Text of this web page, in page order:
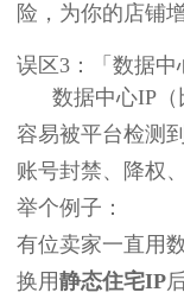
险，为你的店铺
误区3：「数据中
数据中心IP
容易被平台检测
账号封禁、降权
举个例子：
有位卖家一直用
换用静态住宅IP